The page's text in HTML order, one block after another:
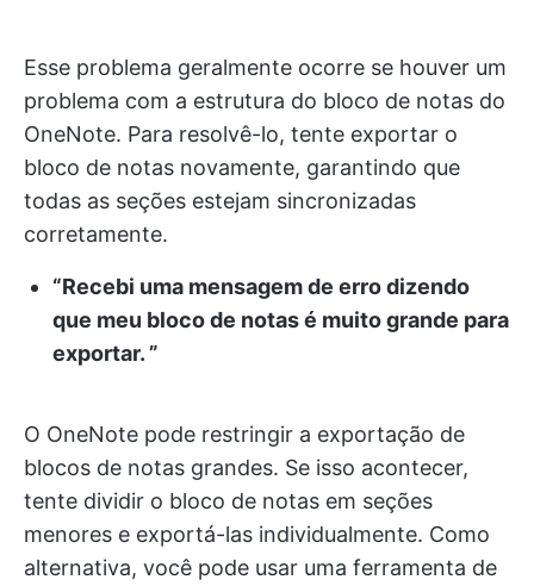
Esse problema geralmente ocorre se houver um
problema com a estrutura do bloco de notas do
OneNote. Para resolvê-lo, tente exportar o
bloco de notas novamente, garantindo que
todas as seções estejam sincronizadas
corretamente.
“Recebi uma mensagem de erro dizendo
que meu bloco de notas é muito grande para
exportar. ”
O OneNote pode restringir a exportação de
blocos de notas grandes. Se isso acontecer,
tente dividir o bloco de notas em seções
menores e exportá-las individualmente. Como
alternativa, você pode usar uma ferramenta de